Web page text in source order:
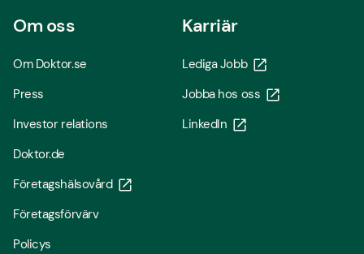
Om oss
Om Doktor.se
Press
Investor relations
Doktor.de
Företagshälsovård
Företagsförvärv
Policys
Karriär
Lediga Jobb
Jobba hos oss
LinkedIn